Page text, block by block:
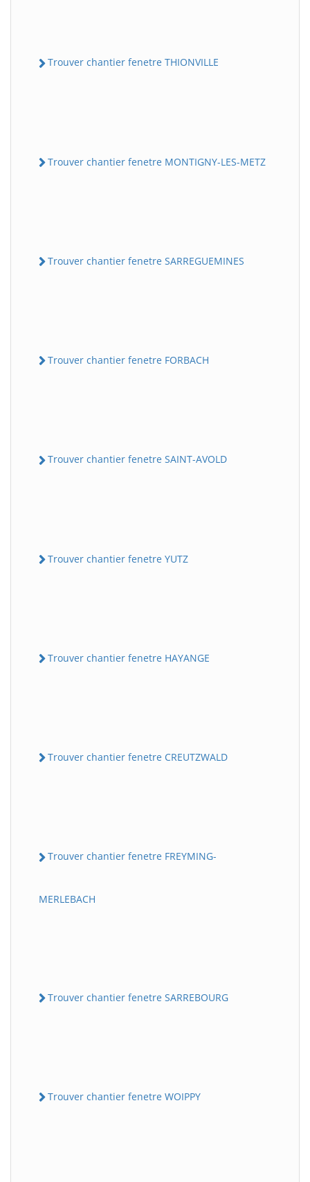
Trouver chantier fenetre THIONVILLE
Trouver chantier fenetre MONTIGNY-LES-METZ
Trouver chantier fenetre SARREGUEMINES
Trouver chantier fenetre FORBACH
Trouver chantier fenetre SAINT-AVOLD
Trouver chantier fenetre YUTZ
Trouver chantier fenetre HAYANGE
Trouver chantier fenetre CREUTZWALD
Trouver chantier fenetre FREYMING-
MERLEBACH
Trouver chantier fenetre SARREBOURG
Trouver chantier fenetre WOIPPY